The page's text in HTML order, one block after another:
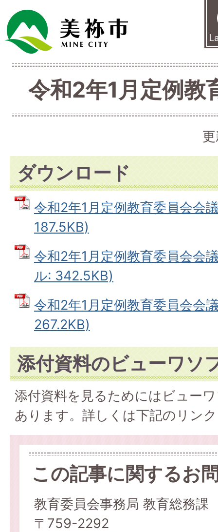
令和2年1月定例教
ダウンロード
令和2年1月定例教育委員会会
187.5KB)
令和2年1月定例教育委員会会
ル: 342.5KB)
令和2年1月定例教育委員会会
267.2KB)
添付資料のビューワソ
添付資料を見るためにはビュー
あります。詳しくは下記のリン
この記事に関するお
教育委員会事務局 教育総務課
〒759-2292